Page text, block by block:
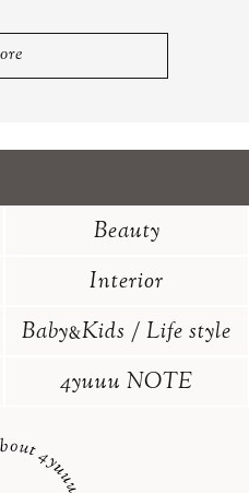
Beauty
Interior
Baby&Kids / Life style
4yuuu NOTE